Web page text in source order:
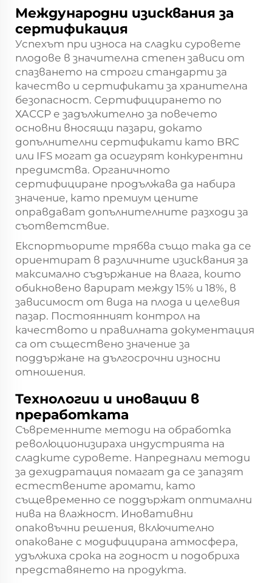
Международни изисквания за
сертификация
Успехът при износа на сладки суровете
плодове в значителна степен зависи от
спазването на строги стандарти за
качество и сертификати за хранителна
безопасност. Сертифицирането по
ХАССР е задължително за повечето
основни вносящи пазари, докато
допълнителни сертификати като BRC
или IFS могат да осигурят конкурентни
предимства. Органичното
сертифициране продължава да набира
значение, като премиум цените
оправдават допълнителните разходи за
съответствие.
Експортьорите трябва също така да се
ориентират в различните изисквания за
максимално съдържание на влага, които
обикновено варират между 15% и 18%, в
зависимост от вида на плода и целевия
пазар. Постоянният контрол на
качеството и правилната документация
са от съществено значение за
поддържане на дългосрочни износни
отношения.
Технологии и иновации в
преработката
Съвременните методи на обработка
революционизираха индустрията на
сладките суровете. Напреднали методи
за дехидратация помагат да се запазят
естествените аромати, като
същевременно се поддържат оптимални
нива на влажност. Иновативни
опаковъчни решения, включително
опаковане с модифицирана атмосфера,
удължиха срока на годност и подобриха
представянето на продукта.